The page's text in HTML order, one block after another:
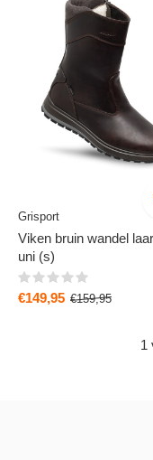
Grisport
Viken bruin wandel
uni (s)
€149,95 €159,95
1